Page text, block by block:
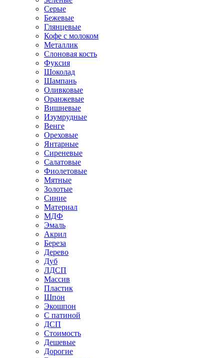
Серые
Бежевые
Глянцевые
Кофе с молоком
Металлик
Слоновая кость
Фуксия
Шоколад
Шампань
Оливковые
Оранжевые
Вишневые
Изумрудные
Венге
Ореховые
Янтарные
Сиреневые
Салатовые
Фиолетовые
Мятные
Золотые
Синие
Материал
МДФ
Эмаль
Акрил
Береза
Дерево
Дуб
ЛДСП
Массив
Пластик
Шпон
Экошпон
С патиной
ДСП
Стоимость
Дешевые
Дорогие